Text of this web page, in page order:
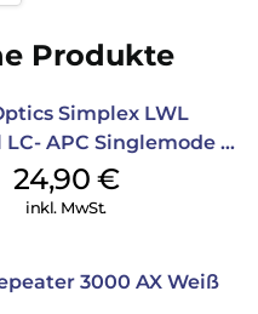
Produkte
Simplex LWL
APC Singlemode 20
m Yellow
24,90 €
inkl. MwSt.
3000 AX Weiß